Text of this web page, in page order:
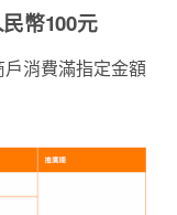
幣100元
消費滿指定金額